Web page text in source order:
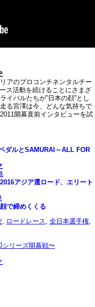
アのプロコンチネンタルチー
ス活動を続けることにさまざ
イバルたちが”日本の顔”とし
る宮澤は今、どんな気持ちで
開幕直前インタビューを試
ダルとSAMURAI～ALL FOR
アジア選ロード、エリート
で締めくくる
, ロードレース 全日本選手権
シリーズ開幕戦〜